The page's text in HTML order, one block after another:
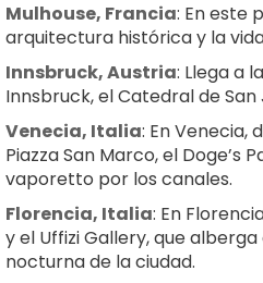
Mulhouse, Francia: En este
arquitectura histórica y la
Innsbruck, Austria: Llega a
Innsbruck, el Catedral de
Venecia, Italia: En Venecia,
Piazza San Marco, el
vaporetto por los canales.
Florencia, Italia: En
y el Uffizi Gallery, que
nocturna de la ciudad.